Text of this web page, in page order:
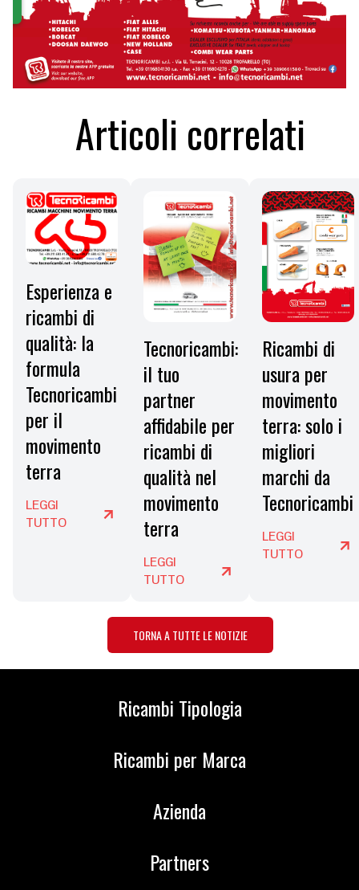
Articoli correlati
Esperienza e
ricambi di
qualità: la
formula
Tecnoricambi
per il
movimento
terra
LEGGI
TUTTO
Tecnoricambi:
il tuo
partner
affidabile per
ricambi di
qualità nel
movimento
terra
LEGGI
TUTTO
Ricambi di
usura per
movimento
terra: solo i
migliori
marchi da
Tecnoricambi
LEGGI
TUTTO
TORNA A TUTTE LE NOTIZIE
Ricambi Tipologia
Ricambi per Marca
Azienda
Partners